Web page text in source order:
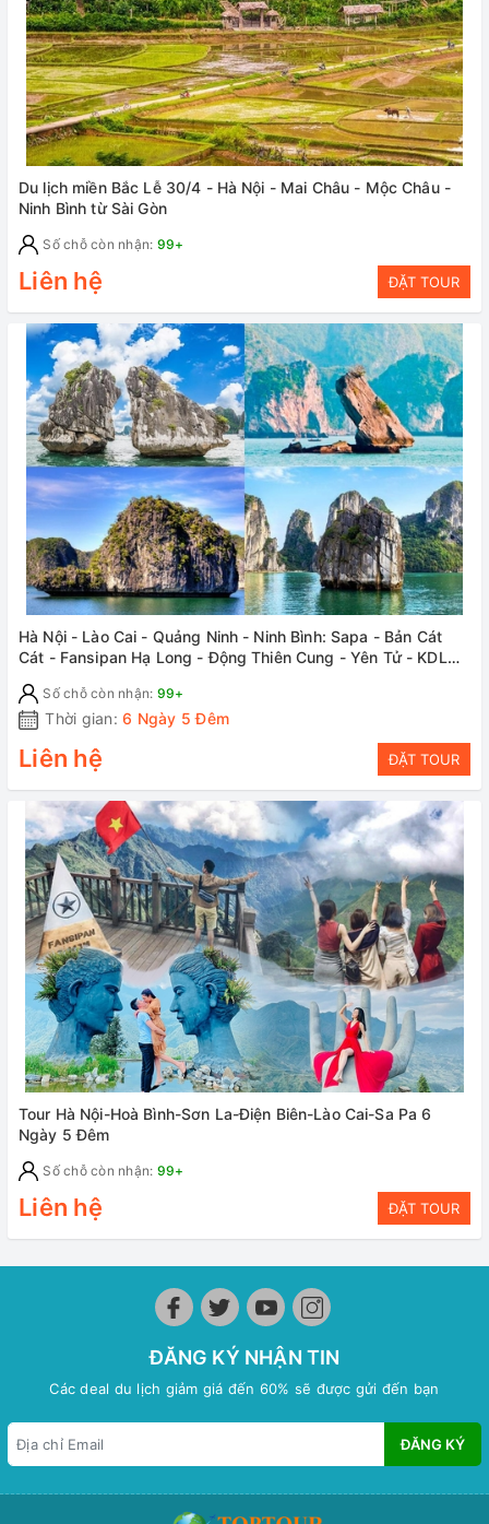
Du lịch miền Bắc Lễ 30/4 - Hà Nội - Mai Châu - Mộc Châu -
Ninh Bình từ Sài Gòn
Số chỗ còn nhận: 99+
Liên hệ ĐẶT TOUR
Hà Nội - Lào Cai - Quảng Ninh - Ninh Bình: Sapa - Bản Cát
Cát - Fansipan Hạ Long - Động Thiên Cung - Yên Tử - KDL
Số chỗ còn nhận: 99+
Thời gian: 6 Ngày 5 Đêm
Liên hệ ĐẶT TOUR
Tour Hà Nội-Hoà Bình-Sơn La-Điện Biên-Lào Cai-Sa Pa 6
Ngày 5 Đêm
Số chỗ còn nhận: 99+
Liên hệ ĐẶT TOUR
ĐĂNG KÝ NHẬN TIN
Các deal du lịch giảm giá đến 60% sẽ được gửi đến bạn
ĐĂNG KÝ